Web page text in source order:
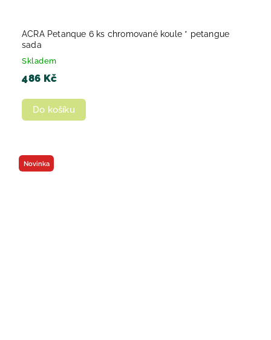
ACRA Petanque 6 ks chromované koule * petangue
sada
Skladem
486 Kč
Do košíku
Novinka